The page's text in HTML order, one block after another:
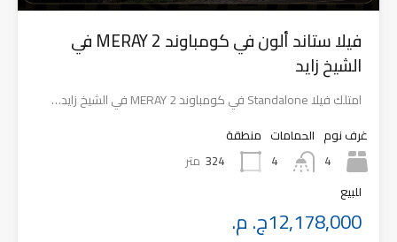
فيلا ستاند ألون في كومباوند MERAY 2 في
الشيخ زايد
امتلك فيلا Standalone في كومباوند MERAY 2 في الشيخ زايد…
غرف نوم
4
الحمامات
4
منطقة
324 متر
للبيع
12,178,000ج. م.